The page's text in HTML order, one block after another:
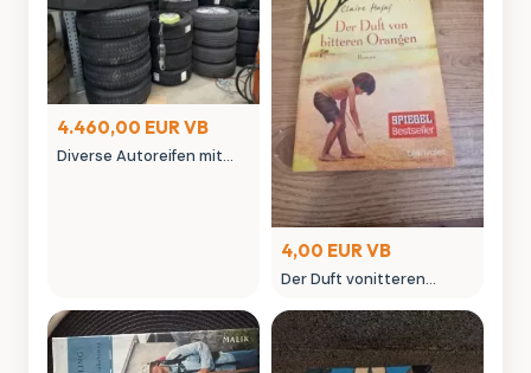
4.460,00 EUR VB
Diverse Autoreifen mit
4,00 EUR VB
Der Duft vonitteren
Roman